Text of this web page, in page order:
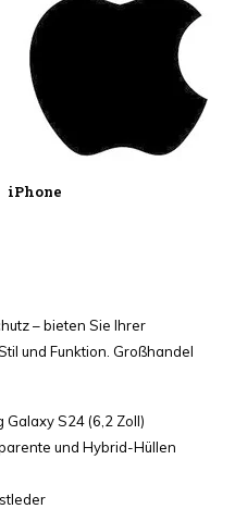
iPhone
– bieten Sie Ihrer
und Funktion. Großhandel
Galaxy S24 (6,2 Zoll)
und Hybrid-Hüllen